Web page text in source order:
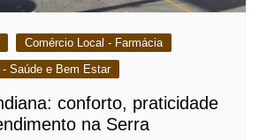
Comércio Local - Farmácia
Saúde e Bem Estar
conforto, praticidade
na Serra